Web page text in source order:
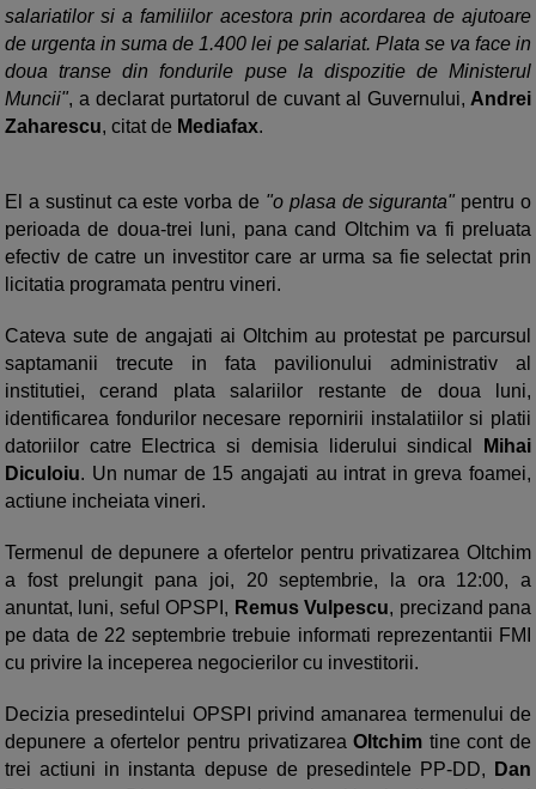
salariatilor si a familiilor acestora prin acordarea de ajutoare
de urgenta in suma de 1.400 lei pe salariat. Plata se va face in
doua transe din fondurile puse la dispozitie de Ministerul
Muncii", a declarat purtatorul de cuvant al Guvernului, Andrei
Zaharescu, citat de Mediafax.
El a sustinut ca este vorba de "o plasa de siguranta" pentru o
perioada de doua-trei luni, pana cand Oltchim va fi preluata
efectiv de catre un investitor care ar urma sa fie selectat prin
licitatia programata pentru vineri.
Cateva sute de angajati ai Oltchim au protestat pe parcursul
saptamanii trecute in fata pavilionului administrativ al
institutiei, cerand plata salariilor restante de doua luni,
identificarea fondurilor necesare repornirii instalatiilor si platii
datoriilor catre Electrica si demisia liderului sindical
Mihai
Diculoiu. Un numar de 15 angajati au intrat in greva foamei,
actiune incheiata vineri.
Termenul de depunere a ofertelor pentru privatizarea Oltchim
a fost prelungit pana joi, 20 septembrie, la ora 12:00, a
anuntat, luni, seful OPSPI, Remus Vulpescu, precizand pana
pe data de 22 septembrie trebuie informati reprezentantii FMI
cu privire la inceperea negocierilor cu investitorii.
Decizia presedintelui OPSPI privind amanarea termenului de
depunere a ofertelor pentru privatizareaOltchim tine cont de
trei actiuni in instanta depuse de presedintele PP-DD,
Dan